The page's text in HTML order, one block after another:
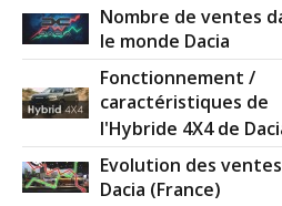
Nombre de ventes
le monde Dacia
Fonctionnement /
caractéristiques de
l'Hybride 4X4 de
Evolution des
Dacia (France)